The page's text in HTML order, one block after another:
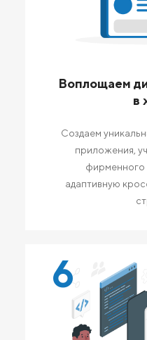
Воплощаем
в
Создаем
приложения,
фирменного
адаптивную
6